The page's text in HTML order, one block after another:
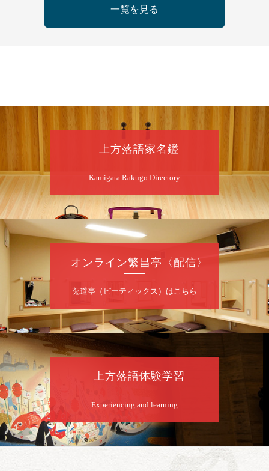
らららのらくご会④
桂雀太「まんじゅうこわい」／桂三度「青
お問合せ：らららのらくご会予約事務局
090-6976-1777 email：
lalalanorakugo@gmail.com
昼
桂九寿玉／桂弥太郎／桂かい枝※／けんたと
ももえ（音曲漫才）※／笑福亭三喬／桂米二
～仲入～桂咲之輔／林家染団治／渡辺あきら
（ジャグリング）／笑福亭松枝（※…配信は
ございません）
★菟道亭配信あり
夜
8月10日（月）
桂慶治朗 月例奮闘落語会 八月席
桂慶治朗「鉄砲勇助」「植木屋娘」ほか一席
／桂弥壱「開口一番」
前売2,000円 当日2,500円
お問合せ：慶治朗落語会事務局 090-8126-
2020
★菟道亭配信あり
配信の
一覧を見る
上方落語家名鑑
Kamigata Rakugo Directory
オンライン繁昌亭〈配信〉
莵道亭（ピーティックス）はこちら
上方落語体験学習
Experiencing and learning